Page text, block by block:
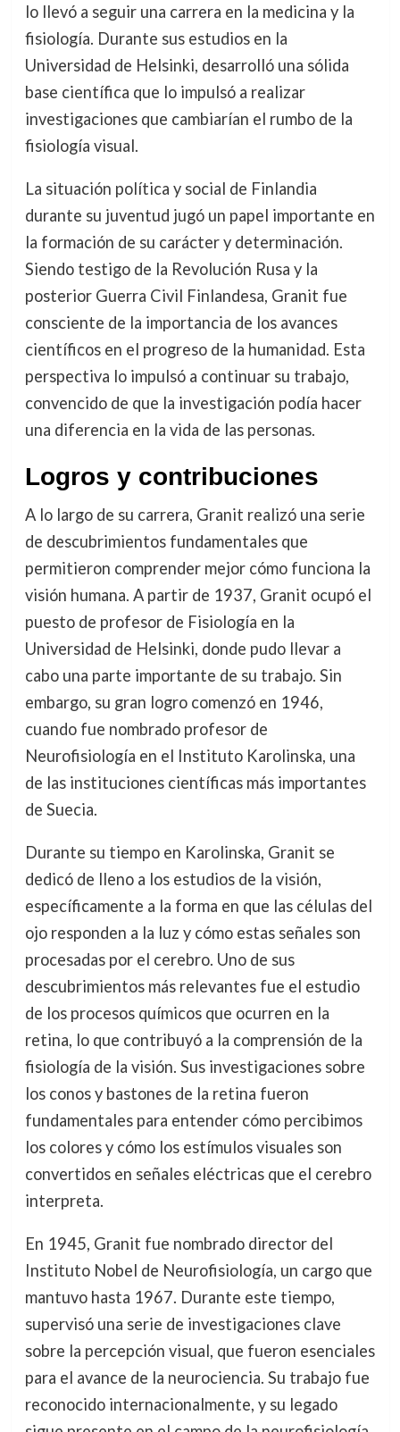
lo llevó a seguir una carrera en la medicina y la
fisiología. Durante sus estudios en la
Universidad de Helsinki, desarrolló una sólida
base científica que lo impulsó a realizar
investigaciones que cambiarían el rumbo de la
fisiología visual.
La situación política y social de Finlandia
durante su juventud jugó un papel importante en
la formación de su carácter y determinación.
Siendo testigo de la Revolución Rusa y la
posterior Guerra Civil Finlandesa, Granit fue
consciente de la importancia de los avances
científicos en el progreso de la humanidad. Esta
perspectiva lo impulsó a continuar su trabajo,
convencido de que la investigación podía hacer
una diferencia en la vida de las personas.
Logros y contribuciones
A lo largo de su carrera, Granit realizó una serie
de descubrimientos fundamentales que
permitieron comprender mejor cómo funciona la
visión humana. A partir de 1937, Granit ocupó el
puesto de profesor de Fisiología en la
Universidad de Helsinki, donde pudo llevar a
cabo una parte importante de su trabajo. Sin
embargo, su gran logro comenzó en 1946,
cuando fue nombrado profesor de
Neurofisiología en el Instituto Karolinska, una
de las instituciones científicas más importantes
de Suecia.
Durante su tiempo en Karolinska, Granit se
dedicó de lleno a los estudios de la visión,
específicamente a la forma en que las células del
ojo responden a la luz y cómo estas señales son
procesadas por el cerebro. Uno de sus
descubrimientos más relevantes fue el estudio
de los procesos químicos que ocurren en la
retina, lo que contribuyó a la comprensión de la
fisiología de la visión. Sus investigaciones sobre
los conos y bastones de la retina fueron
fundamentales para entender cómo percibimos
los colores y cómo los estímulos visuales son
convertidos en señales eléctricas que el cerebro
interpreta.
En 1945, Granit fue nombrado director del
Instituto Nobel de Neurofisiología, un cargo que
mantuvo hasta 1967. Durante este tiempo,
supervisó una serie de investigaciones clave
sobre la percepción visual, que fueron esenciales
para el avance de la neurociencia. Su trabajo fue
reconocido internacionalmente, y su legado